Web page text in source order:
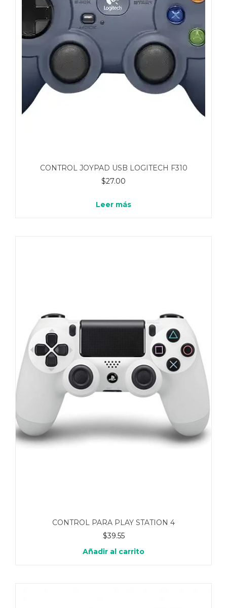
CONTROL JOYPAD USB LOGITECH F310
$27.00
Leer más
CONTROL PARA PLAY STATION 4
$39.55
Añadir al carrito